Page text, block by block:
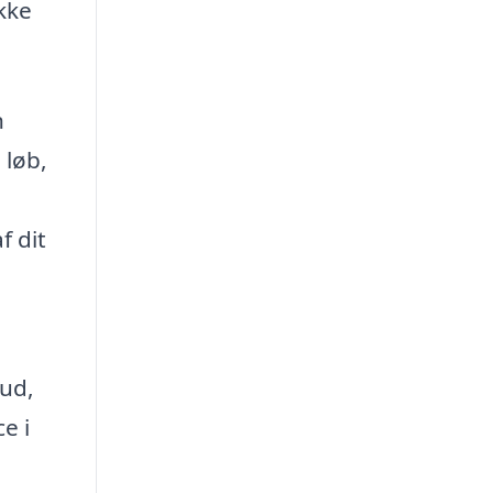
dit
i